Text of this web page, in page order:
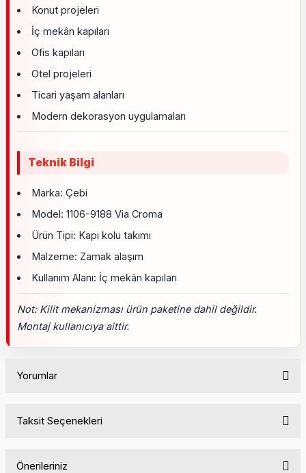
Konut projeleri
İç mekân kapıları
Ofis kapıları
Otel projeleri
Ticari yaşam alanları
Modern dekorasyon uygulamaları
Teknik Bilgi
Marka: Çebi
Model: 1106-9188 Via Croma
Ürün Tipi: Kapı kolu takımı
Malzeme: Zamak alaşım
Kullanım Alanı: İç mekân kapıları
Not: Kilit mekanizması ürün paketine dahil değildir.
Montaj kullanıcıya aittir.
Yorumlar
Taksit Seçenekleri
Önerileriniz